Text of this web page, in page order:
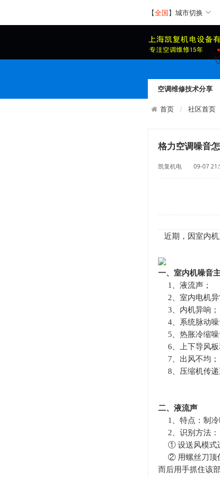
【全国】 城市切换
空调维修技术分享
首页 社区首页
格力空调噪音
凯复机电 09-07
近期，因室内机
一、室内机噪音
1、液流声；
2、室内电机异
3、内机异响；
4、系统脉动噪
5、热胀冷缩噪
6、上下导风板
7、出风不均；
8、压缩机传递
二、液流声
1、特点：制冷
2、识别方法：
① 设送风模式
② 用螺丝刀顶住
而后用手抓住该